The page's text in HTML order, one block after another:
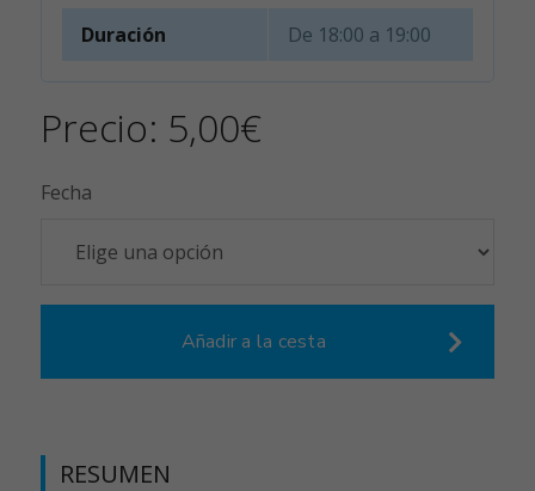
Duración
De 18:00 a 19:00
Precio: 5,00€
Fecha
Añadir a la cesta
RESUMEN